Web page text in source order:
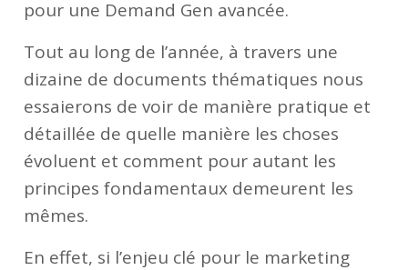
pour une Demand Gen avancée.
Tout au long de l’année, à travers une
dizaine de documents thématiques nous
essaierons de voir de manière pratique et
détaillée de quelle manière les choses
évoluent et comment pour autant les
principes fondamentaux demeurent les
mêmes.
En effet, si l’enjeu clé pour le marketing